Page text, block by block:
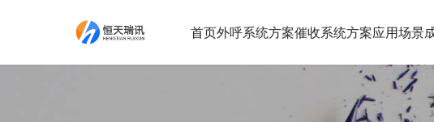
首页外呼系统方案催收系统方案应用场景